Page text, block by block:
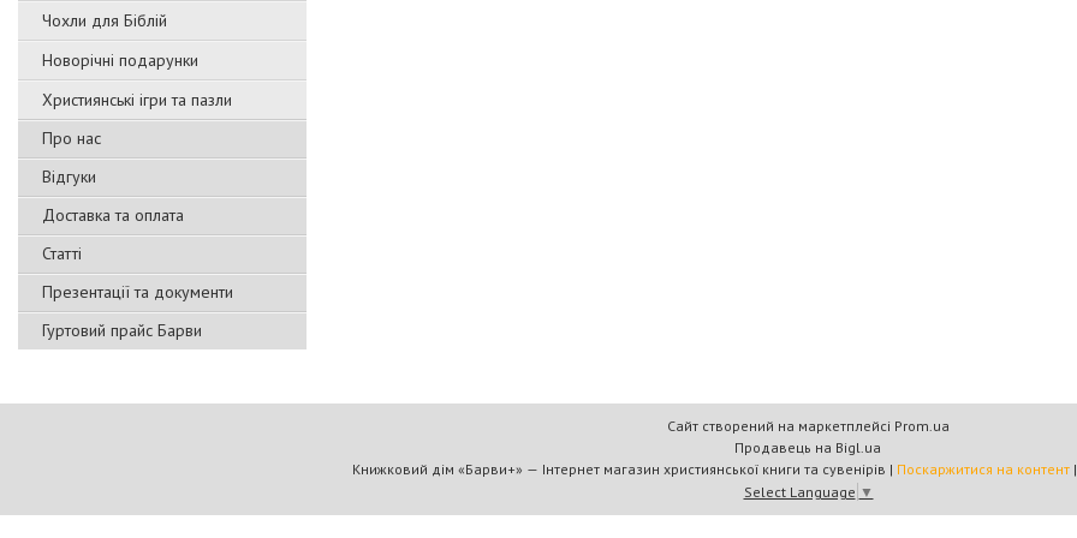
Чохли для Біблій
Новорічні подарунки
Християнські ігри та пазли
Про нас
Відгуки
Доставка та оплата
Статті
Презентації та документи
Гуртовий прайс Барви
Сайт створений на маркетплейсі Prom.ua
Продавець на Bigl.ua
Книжковий дім «Барви+» — Інтернет магазин християнської книги та сувенірів | Поскаржитися на контент |
Select Language ▼